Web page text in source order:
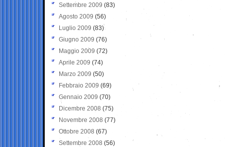
Settembre 2009 (83)
Agosto 2009 (56)
Luglio 2009 (83)
Giugno 2009 (76)
Maggio 2009 (72)
Aprile 2009 (74)
Marzo 2009 (50)
Febbraio 2009 (69)
Gennaio 2009 (70)
Dicembre 2008 (75)
Novembre 2008 (77)
Ottobre 2008 (67)
Settembre 2008 (56)